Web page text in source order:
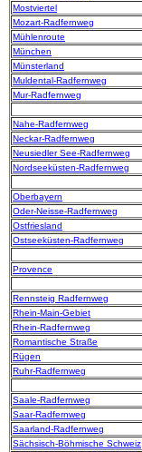
Mostviertel
Mozart-Radfernweg
Mühlenroute
München
Münsterland
Muldental-Radfernweg
Mur-Radfernweg
Nahe-Radfernweg
Neckar-Radfernweg
Neusiedler See-Radfernweg
Nordseeküsten-Radfernweg
Oberbayern
Oder-Neisse-Radfernweg
Ostfriesland
Ostseeküsten-Radfernweg
Provence
Rennsteig Radfernweg
Rhein-Main-Gebiet
Rhein-Radfernweg
Romantische Straße
Rügen
Ruhr-Radfernweg
Saale-Radfernweg
Saar-Radfernweg
Saarland-Radfernweg
Sächsisch-Böhmische Schweiz